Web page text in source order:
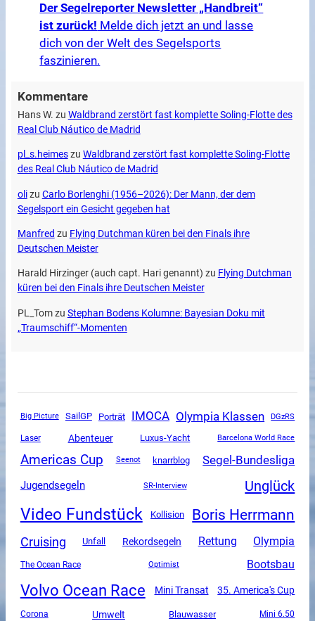
Der Segelreporter Newsletter „Handbreit“
ist zurück! Melde dich jetzt an und lasse
dich von der Welt des Segelsports
faszinieren.
Kommentare
Hans W. zu Waldbrand zerstört fast komplette Soling-Flotte des
Real Club Náutico de Madrid
pl_s.heimeszu Waldbrand zerstört fast komplette Soling-Flotte
des Real Club Náutico de Madrid
olizu Carlo Borlenghi (1956–2026): Der Mann, der dem
Segelsport ein Gesicht gegeben hat
Manfred zu Flying Dutchman küren bei den Finals ihre
Deutschen Meister
Harald Hirzinger (auch capt. Hari genannt) zu Flying Dutchman
küren bei den Finals ihre Deutschen Meister
PL_Tomzu Stephan Bodens Kolumne: Bayesian Doku mit
„Traumschiff“-Momenten
Big Picture SailGP Porträt IMOCA Olympia Klassen DGzRS
Laser Abenteuer Luxus-Yacht Barcelona World Race
Americas Cup Seenot knarrblog Segel-Bundesliga
Jugendsegeln SR-Interview Unglück
Video Fundstück Kollision Boris Herrmann
Cruising Unfall Rekordsegeln Rettung Olympia
The Ocean Race Optimist Bootsbau
Volvo Ocean Race Mini Transat 35. America's Cup
Corona Umwelt Blauwasser Mini 6.50